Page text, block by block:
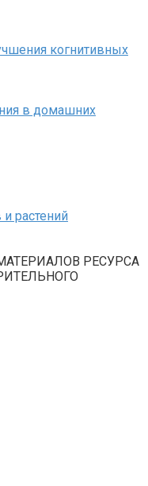
когнитивных
в домашних
растений
РЕСУРСА